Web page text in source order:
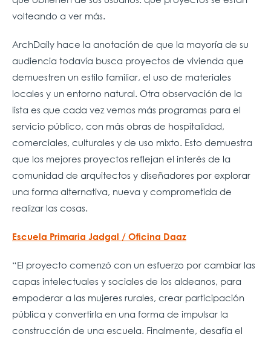
volteando a ver más.
ArchDaily hace la anotación de que la mayoría de su
audiencia todavía busca proyectos de vivienda que
demuestren un estilo familiar, el uso de materiales
locales y un entorno natural. Otra observación de la
lista es que cada vez vemos más programas para el
servicio público, con más obras de hospitalidad,
comerciales, culturales y de uso mixto. Esto demuestra
que los mejores proyectos reflejan el interés de la
comunidad de arquitectos y diseñadores por explorar
una forma alternativa, nueva y comprometida de
realizar las cosas.
Escuela Primaria Jadgal / Oficina Daaz
“El proyecto comenzó con un esfuerzo por cambiar las
capas intelectuales y sociales de los aldeanos, para
empoderar a las mujeres rurales, crear participación
pública y convertirla en una forma de impulsar la
construcción de una escuela. Finalmente, desafía el